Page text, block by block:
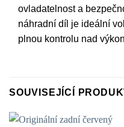
ovladatelnost a
náhradní díl je ideální
plnou kontrolu nad
SOUVISEJÍCÍ